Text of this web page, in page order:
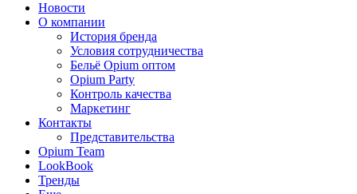
Новости
О компании
История бренда
Условия сотрудничества
Бельё Opium оптом
Opium Party
Контроль качества
Маркетинг
Контакты
Представительства
Opium Team
LookBook
Тренды